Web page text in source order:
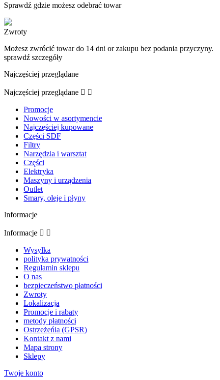
Sprawdź gdzie możesz odebrać towar
Zwroty
Możesz zwrócić towar do 14 dni or zakupu bez podania przyczyny.
sprawdź szczegóły
Najczęściej przeglądane
Najczęściej przeglądane  
Promocje
Nowości w asortymencie
Najczęściej kupowane
Części SDF
Filtry
Narzędzia i warsztat
Części
Elektryka
Maszyny i urządzenia
Outlet
Smary, oleje i płyny
Informacje
Informacje  
Wysyłka
polityka prywatności
Regulamin sklepu
O nas
bezpieczeństwo płatności
Zwroty
Lokalizacja
Promocje i rabaty
metody płatności
Ostrzeżeńia (GPSR)
Kontakt z nami
Mapa strony
Sklepy
Twoje konto